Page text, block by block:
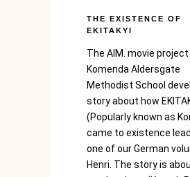
THE EXISTENCE OF
EKITAKYI
The AIM. movie
Komenda Aldersgate
Methodist School
story about how
(Popularly known as
came to existence
one of our German
Henri. The story is